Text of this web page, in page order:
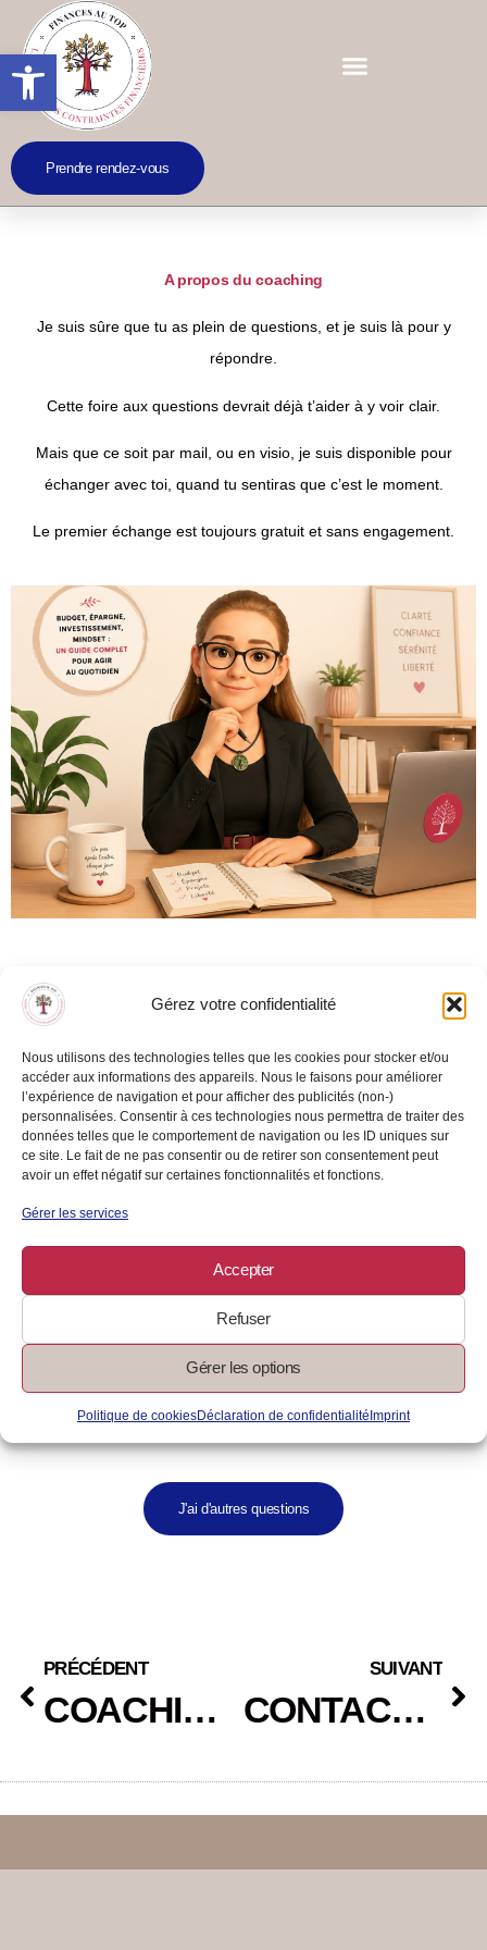
Gérez votre confidentialité
Nous utilisons des technologies telles que les cookies pour stocker et/ou
accéder aux informations des appareils. Nous le faisons pour améliorer
l’expérience de navigation et pour afficher des publicités (non-)
personnalisées. Consentir à ces technologies nous permettra de traiter des
données telles que le comportement de navigation ou les ID uniques sur
ce site. Le fait de ne pas consentir ou de retirer son consentement peut
avoir un effet négatif sur certaines fonctionnalités et fonctions.
Gérer les services
Accepter
Refuser
Gérer les options
Politique de cookiesDéclaration de confidentialitéImprint
Ouvrir la barre d’outils
Prendre rendez-vous
FOIRE AUX QUESTIONS
A propos du coaching
Je suis sûre que tu as plein de questions, et je suis là pour y
répondre.
Cette foire aux questions devrait déjà t’aider à y voir clair.
Mais que ce soit par mail, ou en visio, je suis disponible pour
échanger avec toi, quand tu sentiras que c’est le moment.
Le premier échange est toujours gratuit et sans engagement.
Quels sont les prérequis pour suivre un coaching
?
Combien de temps consacrer à un coaching ?
Le coaching apporte-t-il vraiment des résultats ?
Est-ce que je vais devenir riche avec ce coaching
?
Pourquoi investir dans ce coaching alors qu’il
existe des formations gratuites ?
C’est quoi ma garantie 100% satisfaction ?
J'ai d'autres questions
PRÉCÉDENT
COACHING POUR TON POUVOIR D’ACHAT
SUIVANT
CONTACTE TON COACH EN POUVOIR D’ACHAT